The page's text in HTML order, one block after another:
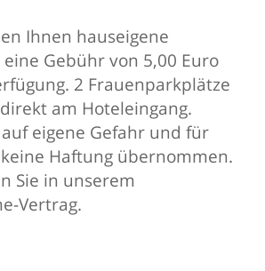
Ihnen hauseigene
Gebühr von 5,00 Euro
2 Frauenparkplätze
am Hoteleingang.
eigene Gefahr und für
Haftung übernommen.
Sie in unserem
Vertrag.